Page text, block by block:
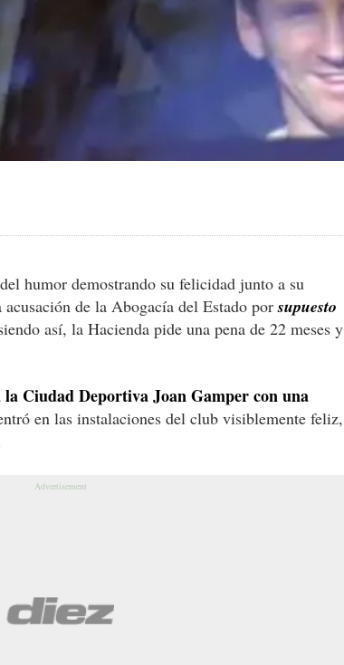
humor demostrando su felicidad junto a su
acusación de la Abogacía del Estado porsupuesto
así, la Hacienda pide una pena de 22 meses y
la Ciudad Deportiva Joan Gamper con una
en las instalaciones del club visiblemente feliz,